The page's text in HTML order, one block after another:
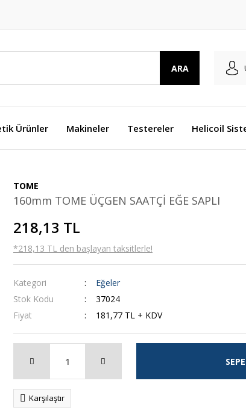
ARA
Ürünler Makineler Testereler Helicoil
TOME
160mm TOME ÜÇGEN SAATÇİ EĞE SAPLI
218,13 TL
*218,13 TL den başlayan taksitlerle!
Kategori
Eğeler
Stok Kodu
37024
Fiyat
181,77 TL + KDV
Karşılaştır